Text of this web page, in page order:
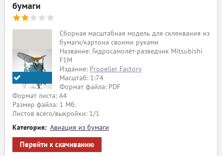
бумаги
Propeller
Factory
Сборная масштабная модель для склеивания из
бумаги/картона своими руками
Название: Гидросамолёт-разведчик Mitsubishi
F1M
Издание: Propeller Factory
Масштаб: 1:74
Формат файла: PDF
Формат листа: А4
Размер файла: 1 Мб.
Листов всего/выкройки: 1/1
Категория: Авиация из бумаги
Перейти к скачиванию